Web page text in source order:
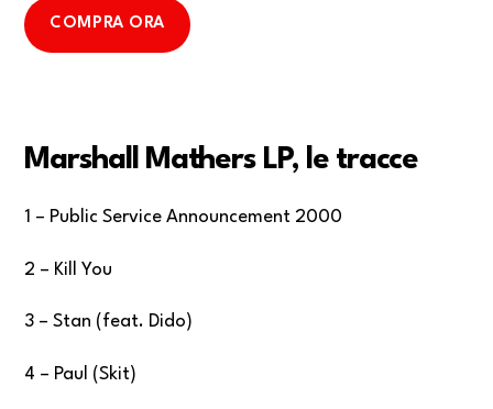
COMPRA ORA
Marshall Mathers LP, le tracce
1 – Public Service Announcement 2000
2 – Kill You
3 – Stan (feat. Dido)
4 – Paul (Skit)